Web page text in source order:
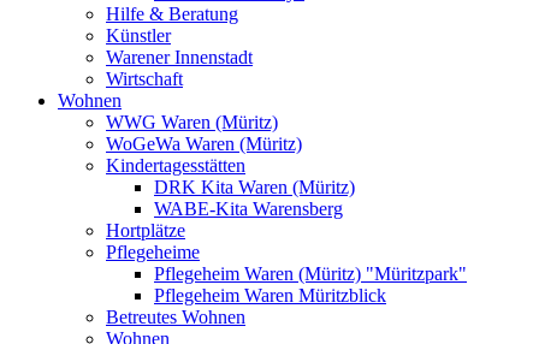
Hilfe & Beratung
Künstler
Warener Innenstadt
Wirtschaft
Wohnen
WWG Waren (Müritz)
WoGeWa Waren (Müritz)
Kindertagesstätten
DRK Kita Waren (Müritz)
WABE-Kita Warensberg
Hortplätze
Pflegeheime
Pflegeheim Waren (Müritz) "Müritzpark"
Pflegeheim Waren Müritzblick
Betreutes Wohnen
Wohnen